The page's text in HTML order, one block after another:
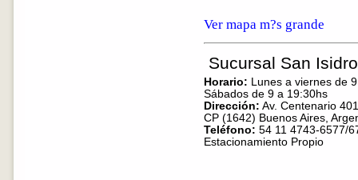
Ver mapa m?s grande
Sucursal San Isidro
Horario: Lunes a viernes de
Sábados de 9 a 19:30hs
Dirección: Av. Centenario
CP (1642) Buenos Aires,
Teléfono: 54 11 4743-6577/
Estacionamiento Propio